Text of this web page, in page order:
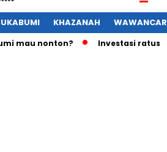
KHAZANAH
nonton? Investasi ratusan